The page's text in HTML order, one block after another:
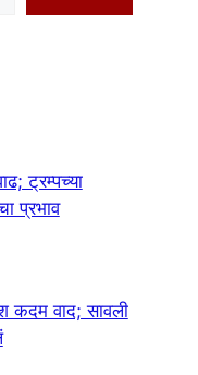
ट्रम्पच्या
प्रभाव
कदम वाद; सावली